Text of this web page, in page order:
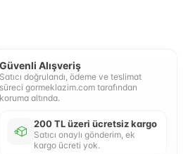
Güvenli Alışveriş
Satıcı doğrulandı, ödeme ve teslimat
süreci gormeklazim.com tarafından
koruma altında.
200 TL üzeri ücretsiz kargo
Satıcı onaylı gönderim, ek
kargo ücreti yok.